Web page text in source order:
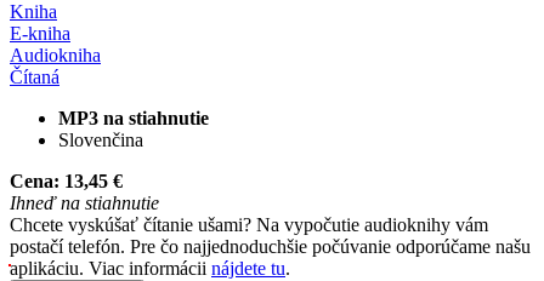
Kniha
E-kniha
Audiokniha
Čítaná
MP3 na stiahnutie
Slovenčina
Cena: 13,45 €
Ihneď na stiahnutie
Chcete vyskúšať čítanie ušami? Na vypočutie audioknihy vám
postačí telefón. Pre čo najjednoduchšie počúvanie odporúčame našu
aplikáciu. Viac informácii nájdete tu.